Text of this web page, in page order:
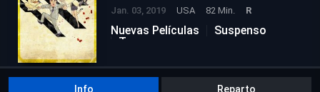
Jan. 03, 2019 USA 82 Min. R
Nuevas Películas
Suspenso
Terror
Info Reparto